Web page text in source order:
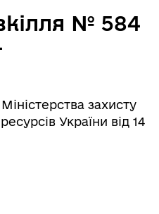
№ 584
захисту
України від 14